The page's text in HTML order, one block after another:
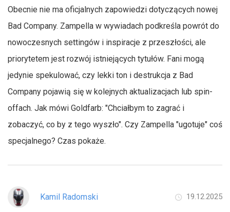
Obecnie nie ma oficjalnych zapowiedzi dotyczących nowej
Bad Company. Zampella w wywiadach podkreśla powrót do
nowoczesnych settingów i inspiracje z przeszłości, ale
priorytetem jest rozwój istniejących tytułów. Fani mogą
jedynie spekulować, czy lekki ton i destrukcja z Bad
Company pojawią się w kolejnych aktualizacjach lub spin-
offach. Jak mówi Goldfarb: "Chciałbym to zagrać i
zobaczyć, co by z tego wyszło". Czy Zampella "ugotuje" coś
specjalnego? Czas pokaże.
Kamil Radomski 19.12.2025